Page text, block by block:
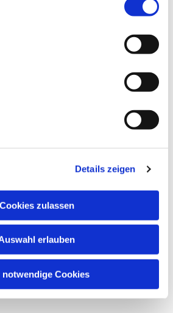
Details zeigen
Cookies zulassen
erlauben
notwendige Cookies
der Paul-Gerhardt-